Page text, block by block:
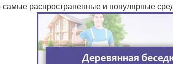
распространенные и популярные